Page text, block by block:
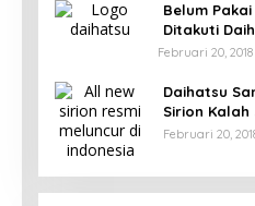
Belum
Ditakuti
Februari 20, 2018
Daihatsu
Sirion
LCGC
Februari 20,